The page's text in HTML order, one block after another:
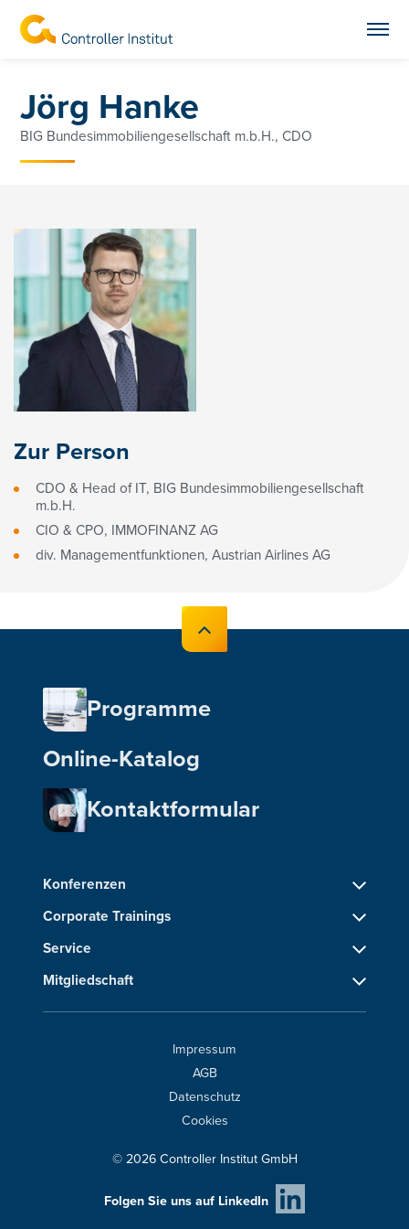
Jörg Hanke
BIG Bundesimmobiliengesellschaft m.b.H., CDO
Zur Person
CDO & Head of IT, BIG Bundesimmobiliengesellschaft
m.b.H.
CIO & CPO, IMMOFINANZ AG
div. Managementfunktionen, Austrian Airlines AG
Programme
Online-Katalog
Kontaktformular
Konferenzen
Corporate Trainings
Service
Mitgliedschaft
Impressum
AGB
Datenschutz
Cookies
© 2026 Controller Institut GmbH
Folgen Sie uns auf LinkedIn